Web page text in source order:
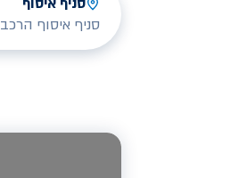
סניף איסוף הרכב